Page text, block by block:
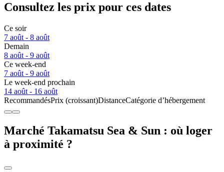
Consultez les prix pour ces dates
Ce soir
7 août - 8 août
Demain
8 août - 9 août
Ce week-end
7 août - 9 août
Le week-end prochain
14 août - 16 août
RecommandésPrix (croissant)DistanceCatégorie d’hébergement
Marché Takamatsu Sea & Sun : où loger
à proximité ?